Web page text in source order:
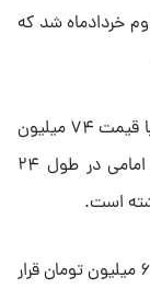
خردادماه شد که
بررسی‌ها نشان می‌دهد سکه امامی امروز در بازار با قیمت ۷۴ میلیون
و ۵ هزار تومان دیده می‌شود. هر قطعه سکه امامی در طول ۲۴
هر قطعه سکه‌بهار آزادی طرح قدیم نیز در کانال ۶۸ میلیون تومان قرار